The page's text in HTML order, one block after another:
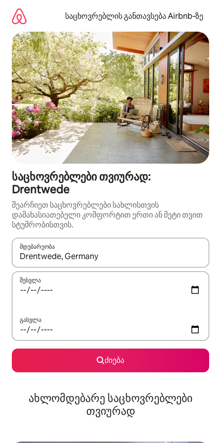
გადასვლა
საცხოვრებლის განთავსება Airbnb‑ზე
საცხოვრებლები თვიურად:
Drentwede
შეარჩიეთ საცხოვრებლები სახლისთვის
დამახასიათებელი კომფორტით ერთი ან მეტი თვით
სტუმრობისთვის.
მდებარეობა
როცა შედეგები ხელმისაწვდომი გახდება, ნავიგაციისთვის
შესვლა
გასვლა
ძიება
ახლომდებარე საცხოვრებლები
თვიურად